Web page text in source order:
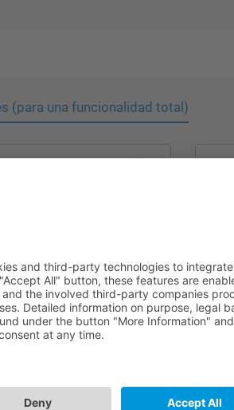
(para una funcionalidad total)
HBEM01
Max. 25W | BLE y
Dim | LiFePO4